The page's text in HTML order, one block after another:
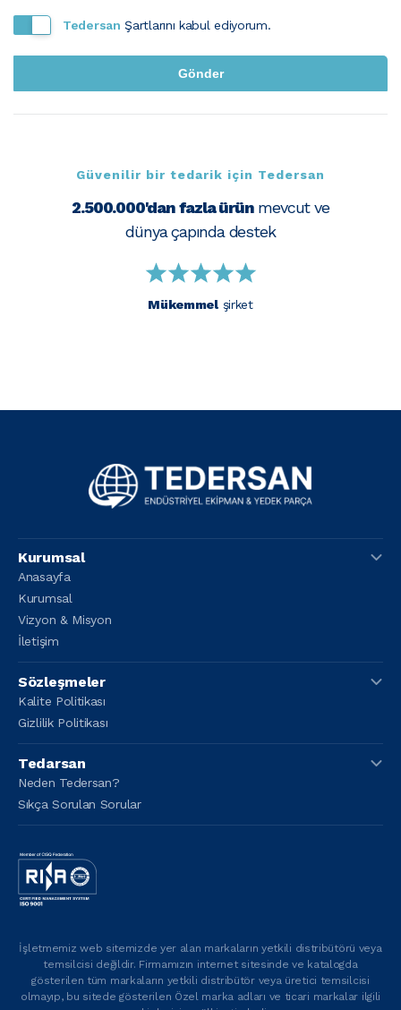
Tedersan Şartlarını kabul ediyorum.
Güvenilir bir tedarik için Tedersan
2.500.000'dan fazla ürünmevcut ve
dünya çapında destek
Mükemmelşirket
Kurumsal
Anasayfa
Kurumsal
Vizyon & Misyon
İletişim
Sözleşmeler
Kalite Politikası
Gizlilik Politikası
Tedarsan
Neden Tedersan?
Sıkça Sorulan Sorular
İşletmemiz web sitemizde yer alan markaların yetkili distribütörü veya
temsilcisi değildir. Firmamızın internet sitesinde ve katalogda
gösterilen tüm markaların yetkili distribütör veya üretici temsilcisi
olmayıp, bu sitede gösterilen Özel marka adları ve ticari markalar ilgili